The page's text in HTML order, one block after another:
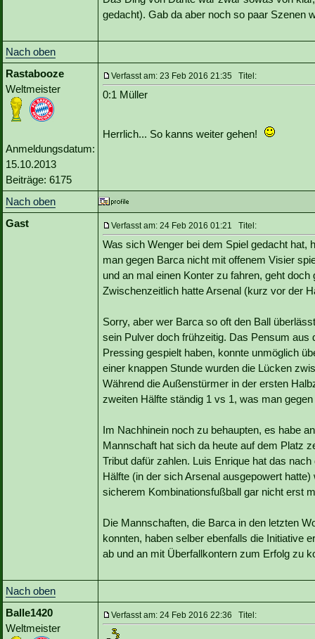
gedacht). Gab da aber noch so paar Szenen
Nach oben
Rastabooze
Weltmeister
Anmeldungsdatum:
15.10.2013
Beiträge: 6175
Verfasst am: 23 Feb 2016 21:35 Titel:
0:1 Müller
Herrlich... So kanns weiter gehen!
Nach oben
Gast
Verfasst am: 24 Feb 2016 01:21 Titel:
Was sich Wenger bei dem Spiel gedacht hat,
man gegen Barca nicht mit offenem Visier
und an mal einen Konter zu fahren, geht
Zwischenzeitlich hatte Arsenal (kurz vor der
Sorry, aber wer Barca so oft den Ball
sein Pulver doch frühzeitig. Das Pensum
Pressing gespielt haben, konnte unmöglich
einer knappen Stunde wurden die Lücken
Während die Außenstürmer in der ersten
zweiten Hälfte ständig 1 vs 1, was man
Im Nachhinein noch zu behaupten, es habe
Mannschaft hat sich da heute auf dem Platz
Tribut dafür zahlen. Luis Enrique hat das
Hälfte (in der sich Arsenal ausgepowert
sicherem Kombinationsfußball gar nicht erst
Die Mannschaften, die Barca in den letzten
konnten, haben selber ebenfalls die Initiative
ab und an mit Überfallkontern zum Erfolg zu
Nach oben
Balle1420
Weltmeister
Verfasst am: 24 Feb 2016 22:36 Titel: